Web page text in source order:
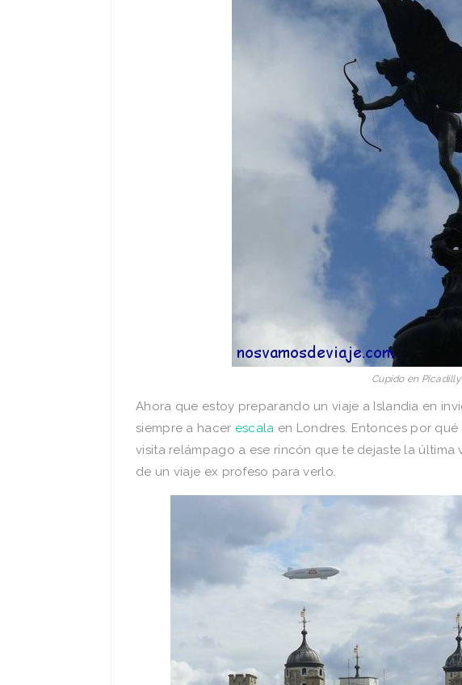
Cupido en Picadilly
Ahora que estoy preparando un viaje a Islandia en
siempre a hacer escala en Londres. Entonces por
visita relámpago a ese rincón que te dejaste la última
de un viaje ex profeso para verlo.